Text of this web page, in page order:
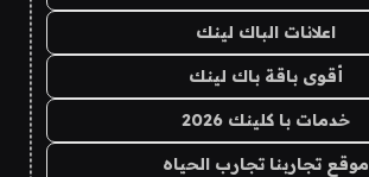
اعلانات الباك لينك
أقوى باقة باك لينك
خدمات با كلينك 2026
موقع تجاربنا تجارب الحياه